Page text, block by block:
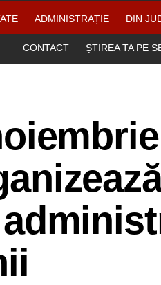
ADMINISTRAȚIE DIN
CONTACT ȘTIREA TA PE